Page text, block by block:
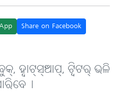
Share on Facebook
ହ୍ବାଟ୍‌ସ୍‌ଆପ୍, ଟ୍ବିଟର୍ ଭଳି